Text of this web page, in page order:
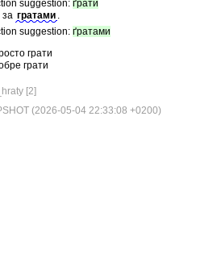
suggestion: ґрати
за гратами .
suggestion: ґратами
грати
грати
[2]
(2026-05-04 22:33:08 +0200)